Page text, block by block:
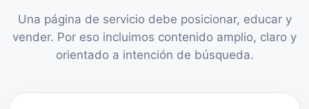
Una página de servicio debe posicionar, educar y
vender. Por eso incluimos contenido amplio, claro y
orientado a intención de búsqueda.